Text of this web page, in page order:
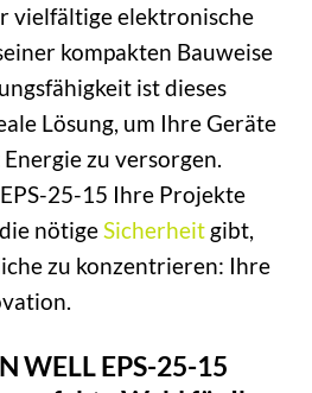
vielfältige elektronische
kompakten Bauweise
ist dieses
Lösung, um Ihre Geräte
zu versorgen.
25-15 Ihre Projekte
nötigeSicherheit gibt,
zu konzentrieren: Ihre
WELL EPS-25-15